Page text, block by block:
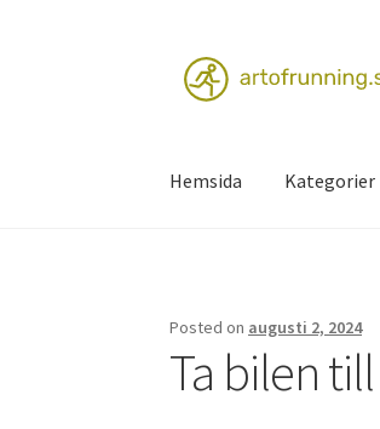
Skip
to
Skip
to
Hemsida Kategorier
Posted on augusti 2, 2024
Ta bilen